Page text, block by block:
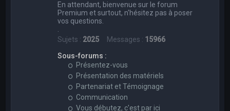
En attendant, bienvenue sur le forum
Premium et surtout, n'hésitez pas à poser
vos questions.
Sujets : 2025 Messages : 15966
Sous-forums :
Présentez-vous
Présentation des matériels
Partenariat et Témoignage
Communication
Vous débutez, c'est par ici